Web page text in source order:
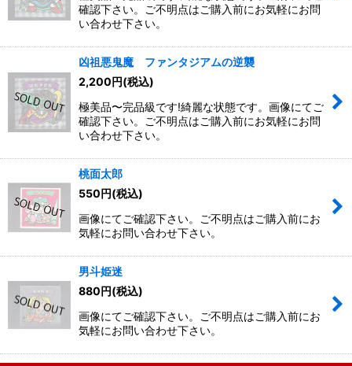
絞り込む
確認下さい。ご不明点はご購入前にお気軽にお問
い合わせ下さい。
凶祖悪鬼魔 ファンタジアムの逆襲
2,200円(税込)
極美品〜完品級です!綺麗な状態です。画像にてご
確認下さい。ご不明点はご購入前にお気軽にお問
い合わせ下さい。
桃面太郎
550円(税込)
画像にてご確認下さい。ご不明点はご購入前にお
気軽にお問い合わせ下さい。
男斗姫迷
880円(税込)
画像にてご確認下さい。ご不明点はご購入前にお
気軽にお問い合わせ下さい。